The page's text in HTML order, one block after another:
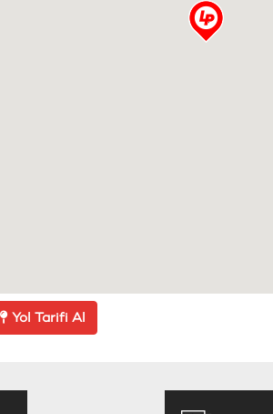
Yol Tarifi Al